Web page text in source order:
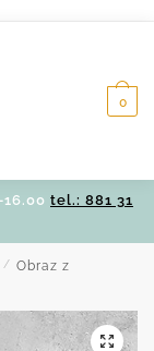
0
tel.: 881 31
/ Obraz z